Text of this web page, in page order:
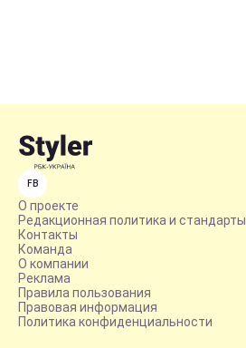
FB
О проекте
Редакционная политика и стандарты
Контакты
Команда
О компании
Реклама
Правила пользования
Правовая информация
Политика конфиденциальности